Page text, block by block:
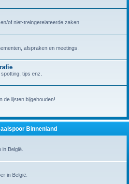
of niet-treingerelateerde zaken.
afspraken en meetings.
tips enz.
de lijsten bijgehouden!
Binnenland
België.
in België.